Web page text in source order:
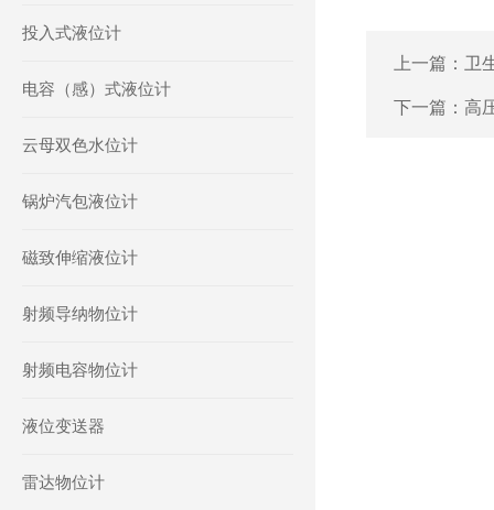
投入式液位计
电容（感）式液位计
云母双色水位计
锅炉汽包液位计
磁致伸缩液位计
射频导纳物位计
射频电容物位计
液位变送器
雷达物位计
上一篇： 卫
下一篇： 高